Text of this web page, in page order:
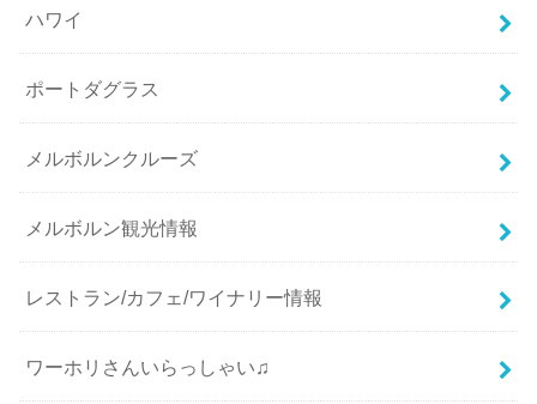
ハワイ
ポートダグラス
メルボルンクルーズ
メルボルン観光情報
レストラン/カフェ/ワイナリー情報
ワーホリさんいらっしゃい♫